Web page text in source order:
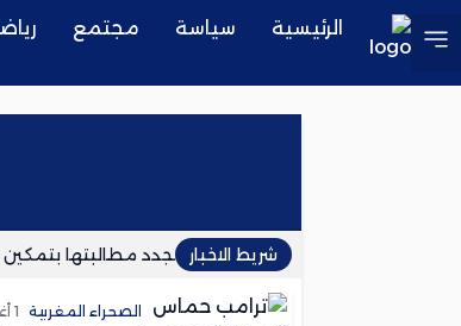
الرئيسية سياسة مجتمع
شريط الاخبار
المنظمة الديمقراطية للشغل تجدد مطالبتها بتمكين
الصحراء المغربية 1 أغسطس 2026